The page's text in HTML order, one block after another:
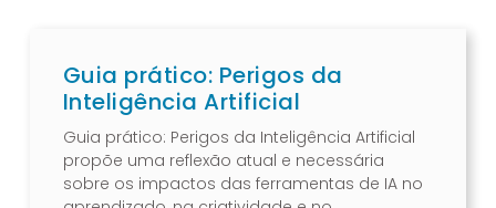
Guia prático: Perigos da
Inteligência Artificial
Guia prático: Perigos da Inteligência Artificial
propõe uma reflexão atual e necessária
sobre os impactos das ferramentas de IA no